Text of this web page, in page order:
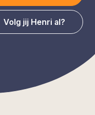
Volg jij Henri al?